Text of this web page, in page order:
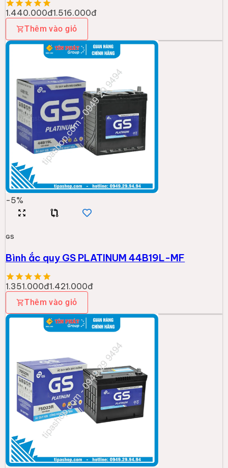
1.440.000đ1.516.000đ
Thêm vào giỏ
-5%
GS
Bình ắc quy GS PLATINUM 44B19L-MF
1.351.000đ1.421.000đ
Thêm vào giỏ